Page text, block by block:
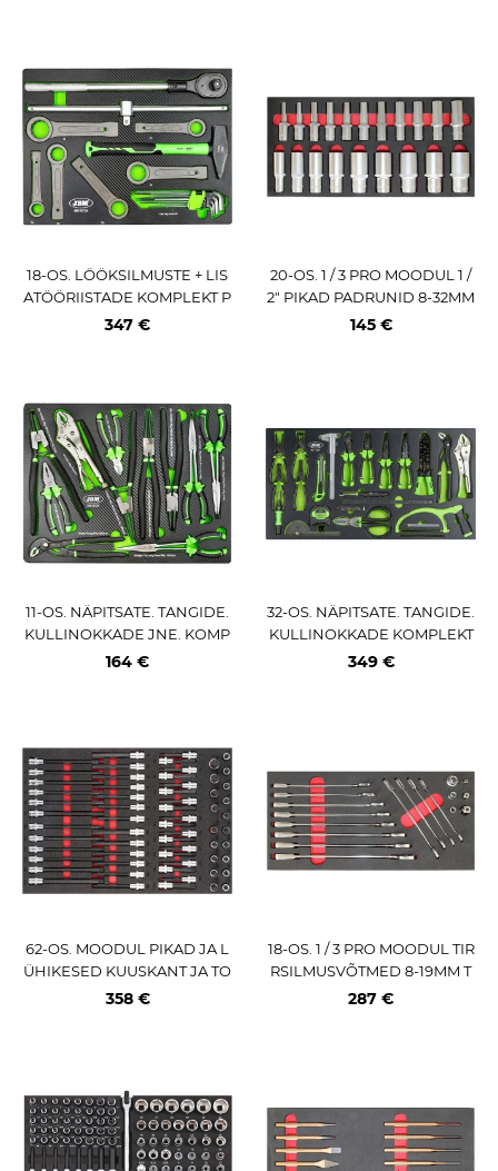
18-OS. LÖÖKSILMUSTE + LIS
ATÖÖRIISTADE KOMPLEKT P
U-PANEELIS JBM
347 €
20-OS. 1 / 3 PRO MOODUL 1 /
2" PIKAD PADRUNID 8-32MM
TRIUMF
145 €
11-OS. NÄPITSATE. TANGIDE.
KULLINOKKADE JNE. KOMP
LEKT PU-PANEELIS JBM
164 €
32-OS. NÄPITSATE. TANGIDE.
KULLINOKKADE KOMPLEKT
PU-PANEELIS JBM
349 €
62-OS. MOODUL PIKAD JA L
ÜHIKESED KUUSKANT JA TO
RX PADRUNOTSIKUD L SUU
358 €
18-OS. 1 / 3 PRO MOODUL TIR
RSILMUSVÕTMED 8-19MM T
RIUMF
287 €